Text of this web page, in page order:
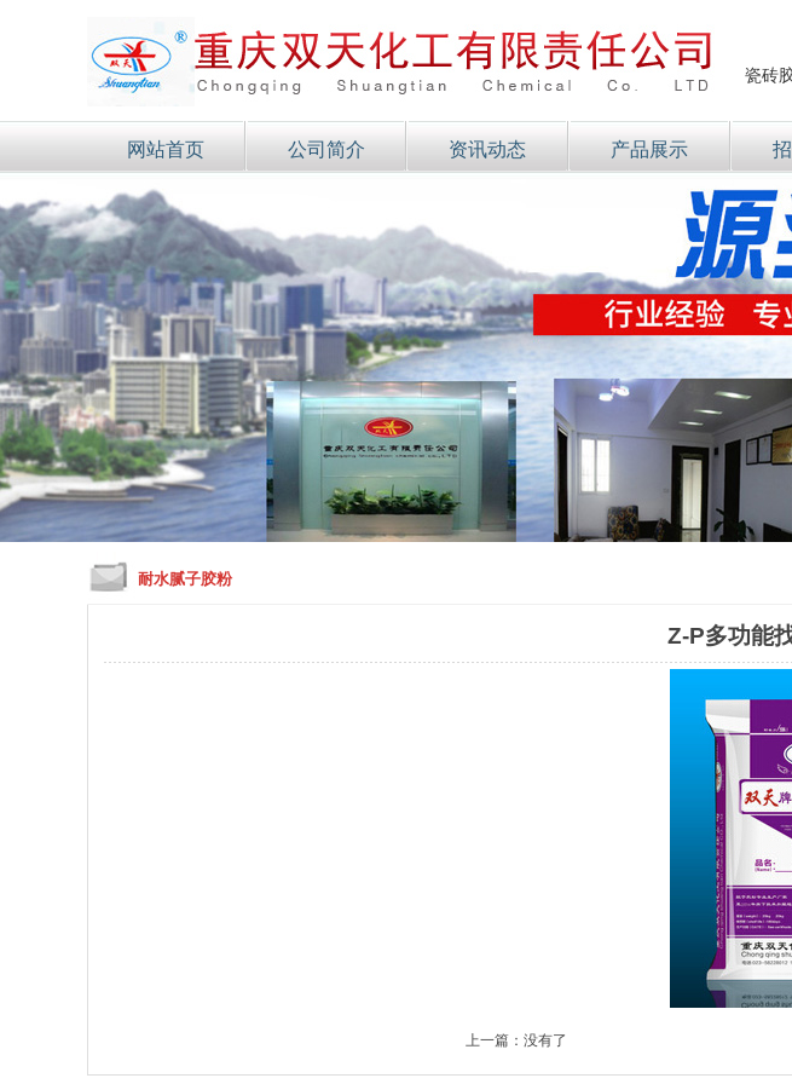
瓷砖
网站首页 公司简介 资讯动态 产品展示
耐水腻子胶粉
Z-P多功能
上一篇：没有了